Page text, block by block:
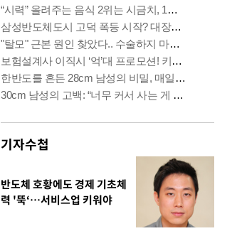
기자수첩
반도체 호황에도 경제 기초체
력 '뚝‘…서비스업 키워야